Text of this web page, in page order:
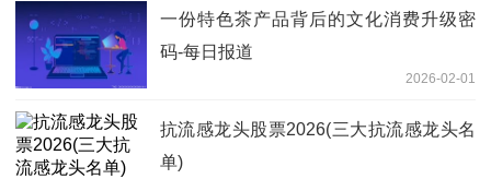
一份特色茶产品背后的文化消费升级密
码-每日报道
2026-02-01
抗流感龙头股票2026(三大抗流感龙头名
单)